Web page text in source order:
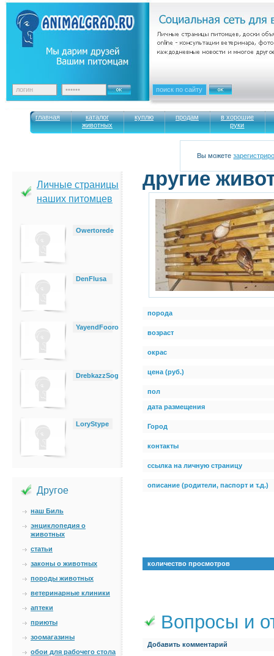
главная
каталог
животных
куплю продам
в хорошие
руки
Вы можете
Личные страницы
наших питомцев
Owertorede
DenFlusa
YayendFooro
DrebkazzSog
LoryStype
Другое
наш Биль
энциклопедия о
животных
статьи
законы о животных
породы животных
ветеринарные клиники
аптеки
приюты
зоомагазины
обои для рабочего стола
другие
порода
возраст
окрас
цена (руб.)
пол
дата размещения
Город
контакты
ссылка на личную страницу
описание (родители, паспорт и т.д.)
количество просмотров
Вопросы и
Добавить комментарий